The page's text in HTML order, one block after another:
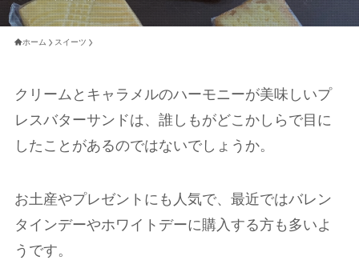
ホーム スイーツ
クリームとキャラメルのハーモニーが美味しいプ
レスバターサンドは、誰しもがどこかしらで目に
したことがあるのではないでしょうか。
お土産やプレゼントにも人気で、最近ではバレン
タインデーやホワイトデーに購入する方も多いよ
うです。